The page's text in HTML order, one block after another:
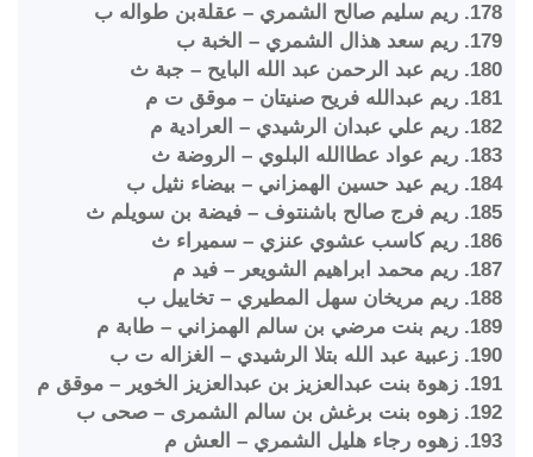
178. ريم سليم صالح الشمري – عقلةبن طواله ب
179. ريم سعد هذال الشمري – الخبة ب
180. ريم عبد الرحمن عبد الله البايح – جبة ث
181. ريم عبدالله فريح صنيتان – موقق ت م
182. ريم علي عبدان الرشيدي – العرادية م
183. ريم عواد عطاالله البلوي – الروضة ث
184. ريم عيد حسين الهمزاني – بيضاء نثيل ب
185. ريم فرج صالح باشنتوف – فيضة بن سويلم ث
186. ريم كاسب عشوي عنزي – سميراء ث
187. ريم محمد ابراهيم الشويعر – فيد م
188. ريم مريخان سهل المطيري – تخاييل ب
189. ريم بنت مرضي بن سالم الهمزاني – طابة م
190. زعبية عبد الله بتلا الرشيدي – الغزاله ت ب
191. زهوة بنت عبدالعزيز بن عبدالعزيز الخوير – موقق م
192. زهوه بنت برغش بن سالم الشمرى – صحى ب
193. زهوه رجاء هليل الشمري – العش م